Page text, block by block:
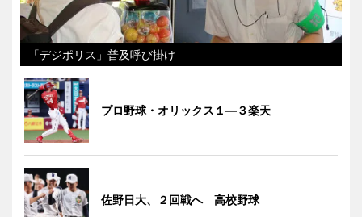
「デジポリス」普及呼び掛け
プロ野球・オリックス１―３楽天
佐野日大、２回戦へ 高校野球